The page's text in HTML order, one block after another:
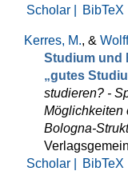
Scholar |
BibTeX
Kerres, M., &
Studium und
„gutes
studieren? -
Möglichkeiten
Bologna-
Scholar |
BibTeX